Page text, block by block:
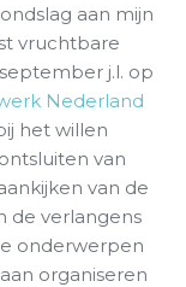
aan mijn
vruchtbare
j.l. op
Nederland
het willen
van
van de
de verlangens
onderwerpen
organiseren